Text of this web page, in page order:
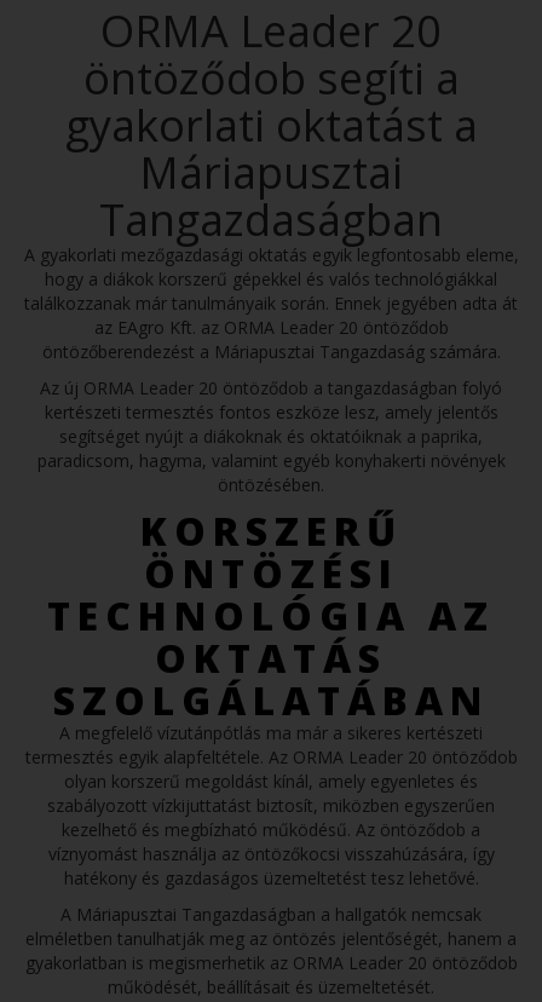
ORMA Leader 20
öntöződob segíti a
gyakorlati oktatást a
Máriapusztai
Tangazdaságban
A gyakorlati mezőgazdasági oktatás egyik legfontosabb eleme,
hogy a diákok korszerű gépekkel és valós technológiákkal
találkozzanak már tanulmányaik során. Ennek jegyében adta át
az EAgro Kft. az ORMA Leader 20 öntöződob
öntözőberendezést a Máriapusztai Tangazdaság számára.
Az új ORMA Leader 20 öntöződob a tangazdaságban folyó
kertészeti termesztés fontos eszköze lesz, amely jelentős
segítséget nyújt a diákoknak és oktatóiknak a paprika,
paradicsom, hagyma, valamint egyéb konyhakerti növények
öntözésében.
KORSZERŰ
ÖNTÖZÉSI
TECHNOLÓGIA AZ
OKTATÁS
SZOLGÁLATÁBAN
A megfelelő vízutánpótlás ma már a sikeres kertészeti
termesztés egyik alapfeltétele. Az ORMA Leader 20 öntöződob
olyan korszerű megoldást kínál, amely egyenletes és
szabályozott vízkijuttatást biztosít, miközben egyszerűen
kezelhető és megbízható működésű. Az öntöződob a
víznyomást használja az öntözőkocsi visszahúzására, így
hatékony és gazdaságos üzemeltetést tesz lehetővé.
A Máriapusztai Tangazdaságban a hallgatók nemcsak
elméletben tanulhatják meg az öntözés jelentőségét, hanem a
gyakorlatban is megismerhetik az ORMA Leader 20 öntöződob
működését, beállításait és üzemeltetését.